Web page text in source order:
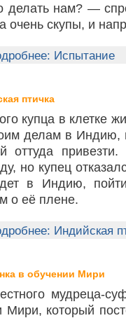
нам? —
очень скупы, и
Испытание
птичка
купца в клетке
делам в Индию,
оттуда
но купец
в Индию,
о её плене.
Индийская
в обучении Мири
мудреца-
Мири, который